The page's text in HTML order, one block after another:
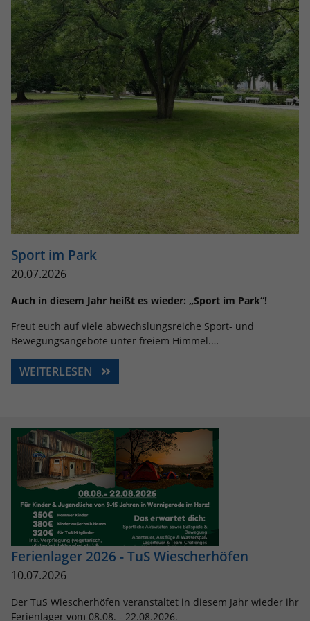
Sport im Park
20.07.2026
Auch in diesem Jahr heißt es wieder: „Sport im Park“!
Freut euch auf viele abwechslungsreiche Sport- und
Bewegungsangebote unter freiem Himmel.…
WEITERLESEN
Ferienlager 2026 - TuS Wiescherhöfen
10.07.2026
Der TuS Wiescherhöfen veranstaltet in diesem Jahr wieder ihr
Ferienlager vom 08.08. - 22.08.2026.
Anbieter Google LLC
Laufzeit 2 Jahre
Zweck
Wird verwendet, um den Sitzungsstatus
zu erhalten.